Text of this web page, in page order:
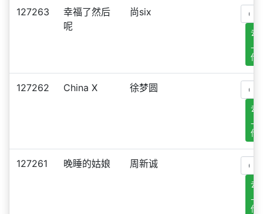
127263
幸福了然后
呢
尚six
去
传
127262 China X 徐梦圆
去
传
127261 晚睡的姑娘 周新诚
去
传